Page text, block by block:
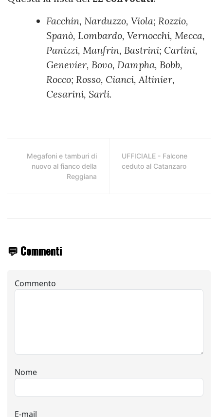
Facchin, Narduzzo, Viola; Rozzio,
Spanò, Lombardo, Vernocchi, Mecca,
Panizzi, Manfrin, Bastrini; Carlini,
Genevier, Bovo, Dampha, Bobb,
Rocco; Rosso, Cianci, Altinier,
Cesarini, Sarli.
Megafoni e tamburi di
nuovo al fianco della
Reggiana
UFFICIALE - Falcone
ceduto al Catanzaro
💬 Commenti